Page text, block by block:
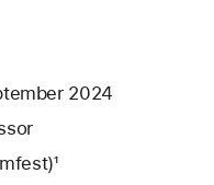
2024